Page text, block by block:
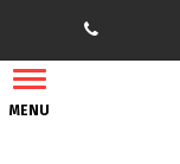
MENU